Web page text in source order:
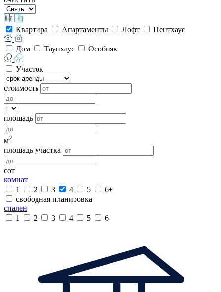
Квартира Апартаменты Лофт Пентхаус
Дом Таунхаус Особняк
Участок
стоимость
площадь
м2
площадь участка
сот
комнат
1
2 3 4 5
6+
свободная планировка
спален
1
2 3 4 5 6